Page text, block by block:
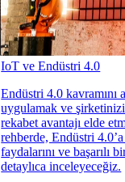
IoT ve Endüstri 4.0
Endüstri 4.0
uygulamak ve
rekabet avantajı elde
rehberde, Endüstri
faydalarını ve başarılı
detaylıca inceleyeceğiz.